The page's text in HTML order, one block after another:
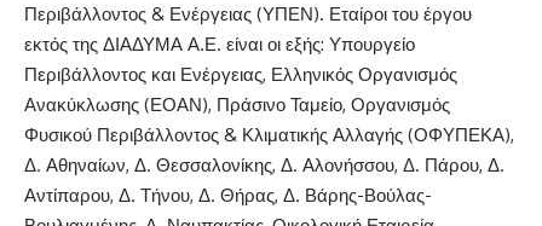
Περιβάλλοντος & Ενέργειας (ΥΠΕΝ). Εταίροι του έργου
εκτός της ΔΙΑΔΥΜΑ Α.Ε. είναι οι εξής: Υπουργείο
Περιβάλλοντος και Ενέργειας, Ελληνικός Οργανισμός
Ανακύκλωσης (ΕΟΑΝ), Πράσινο Ταμείο, Οργανισμός
Φυσικού Περιβάλλοντος & Κλιματικής Αλλαγής (ΟΦΥΠΕΚΑ),
Δ. Αθηναίων, Δ. Θεσσαλονίκης, Δ. Αλονήσσου, Δ. Πάρου, Δ.
Αντίπαρου, Δ. Τήνου, Δ. Θήρας, Δ. Βάρης-Βούλας-